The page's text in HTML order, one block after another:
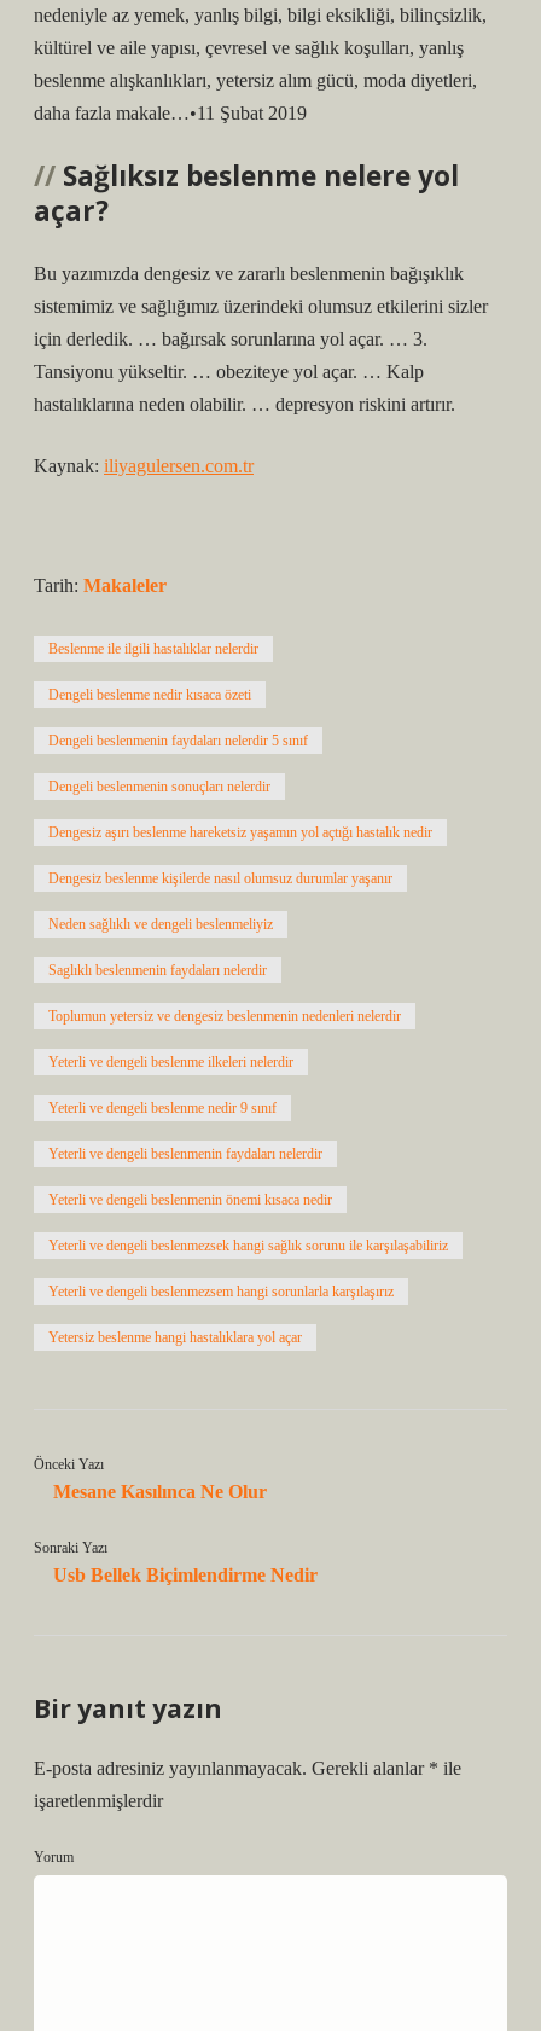
nedeniyle az yemek, yanlış bilgi, bilgi eksikliği, bilinçsizlik,
kültürel ve aile yapısı, çevresel ve sağlık koşulları, yanlış
beslenme alışkanlıkları, yetersiz alım gücü, moda diyetleri,
daha fazla makale…•11 Şubat 2019
Sağlıksız beslenme nelere yol
açar?
Bu yazımızda dengesiz ve zararlı beslenmenin bağışıklık
sistemimiz ve sağlığımız üzerindeki olumsuz etkilerini sizler
için derledik. … bağırsak sorunlarına yol açar. … 3.
Tansiyonu yükseltir. … obeziteye yol açar. … Kalp
hastalıklarına neden olabilir. … depresyon riskini artırır.
Kaynak: iliyagulersen.com.tr
Tarih: Makaleler
Beslenme ile ilgili hastalıklar nelerdir
Dengeli beslenme nedir kısaca özeti
Dengeli beslenmenin faydaları nelerdir 5 sınıf
Dengeli beslenmenin sonuçları nelerdir
Dengesiz aşırı beslenme hareketsiz yaşamın yol açtığı hastalık nedir
Dengesiz beslenme kişilerde nasıl olumsuz durumlar yaşanır
Neden sağlıklı ve dengeli beslenmeliyiz
Saglıklı beslenmenin faydaları nelerdir
Toplumun yetersiz ve dengesiz beslenmenin nedenleri nelerdir
Yeterli ve dengeli beslenme ilkeleri nelerdir
Yeterli ve dengeli beslenme nedir 9 sınıf
Yeterli ve dengeli beslenmenin faydaları nelerdir
Yeterli ve dengeli beslenmenin önemi kısaca nedir
Yeterli ve dengeli beslenmezsek hangi sağlık sorunu ile karşılaşabiliriz
Yeterli ve dengeli beslenmezsem hangi sorunlarla karşılaşırız
Yetersiz beslenme hangi hastalıklara yol açar
Önceki Yazı
Mesane Kasılınca Ne Olur
Sonraki Yazı
Usb Bellek Biçimlendirme Nedir
Bir yanıt yazın
E-posta adresiniz yayınlanmayacak. Gerekli alanlar * ile
işaretlenmişlerdir
Yorum